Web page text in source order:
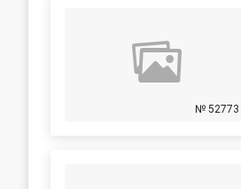
№ 52773